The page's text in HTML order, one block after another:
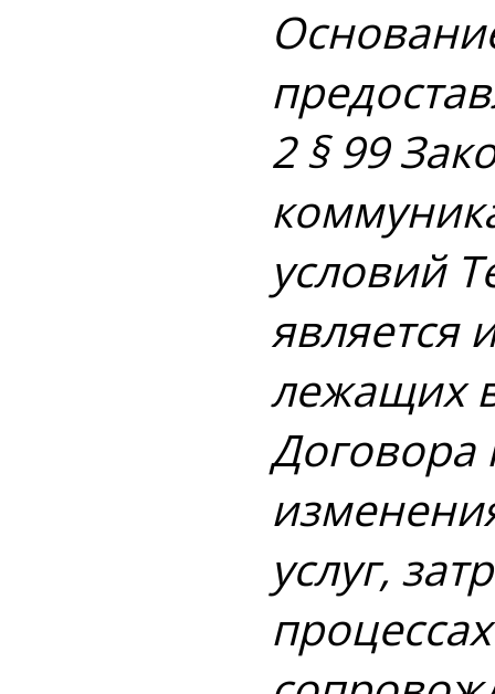
2 § 99
условий
является
лежащих
Договора
услуг,